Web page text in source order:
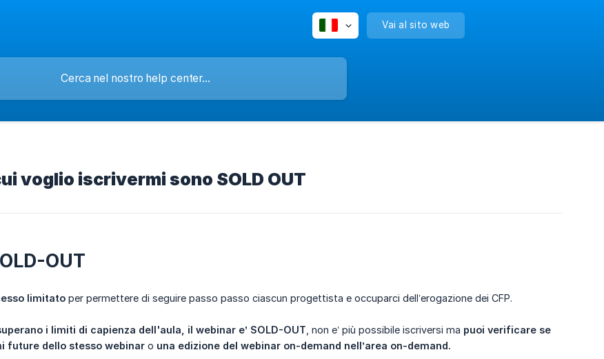
Vai al sito web
voglio iscrivermi sono SOLD OUT
OUT
limitato per permettere di seguire passo passo ciascun progettista e occuparci dell’erogazione dei CFP.
i limiti di capienza dell'aula, il webinar e’ SOLD-OUT , non e’ più possibile iscriversi ma puoi verificare se
future dello stesso webinar o una edizione del webinar on-demand nell’area on-demand.